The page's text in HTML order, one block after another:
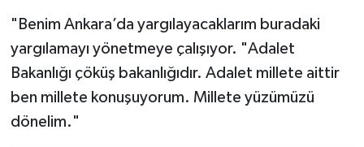
"Benim Ankara’da yargılayacaklarım buradaki
yargılamayı yönetmeye çalışıyor. "Adalet
Bakanlığı çöküş bakanlığıdır. Adalet millete aittir
ben millete konuşuyorum. Millete yüzümüzü
dönelim."